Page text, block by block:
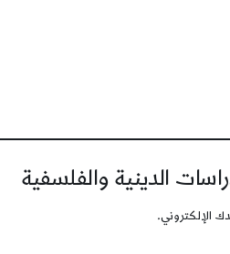
الدينية والفلسفية
الإلكتروني.